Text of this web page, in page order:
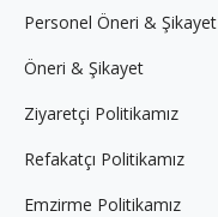
Personel Öneri & Şikayet
Öneri & Şikayet
Ziyaretçi Politikamız
Refakatçı Politikamız
Emzirme Politikamız